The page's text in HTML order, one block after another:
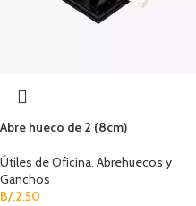
Abre hueco de 2 (8cm)
Útiles de Oficina, Abrehuecos y
Ganchos
B/.2.50